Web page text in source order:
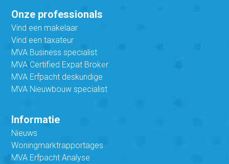
Onze professionals
Vind een makelaar
Vind een taxateur
MVA Business specialist
MVA Certified Expat Broker
MVA Erfpacht deskundige
MVA Nieuwbouw specialist
Informatie
Nieuws
Woningmarktrapportages
MVA Erfpacht Analyse